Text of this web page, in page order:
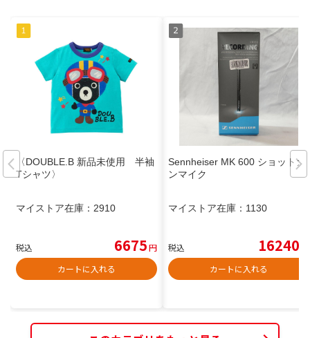
〈DOUBLE.B 新品未使用 半袖
Tシャツ〉
マイストア在庫： 2910
税込 6675円
カートに入れる
Sennheiser MK 600 ショットガ
ンマイク
マイストア在庫： 1130
税込 16240
カートに入れる